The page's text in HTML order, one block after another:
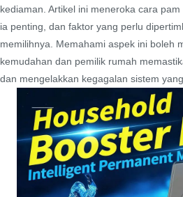
kediaman. Artikel ini meneroka cara
ia penting, dan faktor yang perlu
memilihnya. Memahami aspek ini boleh
kemudahan dan pemilik rumah
dan mengelakkan kegagalan sistem